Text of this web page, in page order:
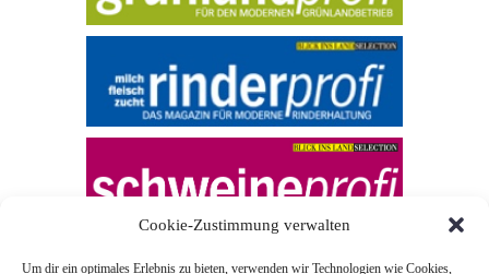
Cookie-Zustimmung verwalten
Um dir ein optimales Erlebnis zu bieten, verwenden wir Technologien wie Cookies,